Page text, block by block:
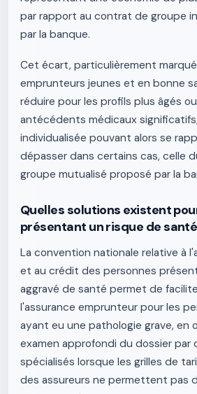
par rapport au contrat de groupe
par la banque.
Cet écart, particulièrement
emprunteurs jeunes et en bonne
réduire pour les profils plus âgés
antécédents médicaux
individualisée pouvant alors se
dépasser dans certains cas, celle
groupe mutualisé proposé par la
Quelles solutions existent
présentant un risque de
La convention nationale relative à
et au crédit des personnes
aggravé de santé permet de
l'assurance emprunteur pour les
ayant eu une pathologie grave, en
examen approfondi du dossier par
spécialisés lorsque les grilles de
des assureurs ne permettent pas